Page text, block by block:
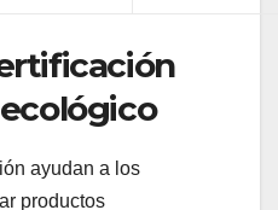
ayudan a los
productos